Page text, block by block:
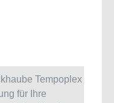
Tempoplex
für Ihre